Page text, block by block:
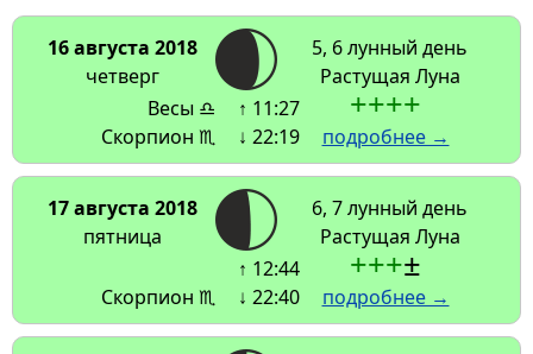
16 августа 2018
четверг
5, 6 лунный день
Растущая Луна
Весы ♎
Скорпион ♏
↑ 11:27
↓ 22:19
++++
подробнее →
17 августа 2018
пятница
6, 7 лунный день
Растущая Луна
Скорпион ♏
↑ 12:44
↓ 22:40
+++±
подробнее →